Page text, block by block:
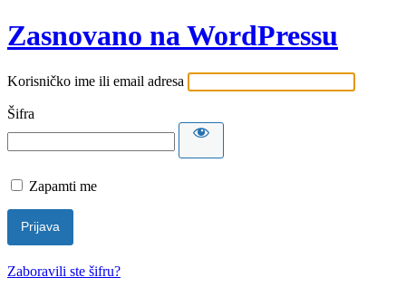
Zasnovano na WordPressu
Korisničko ime ili email adresa
Šifra
Zapamti me
Zaboravili ste šifru?